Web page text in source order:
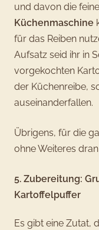
und davon die
Küchenmaschine
für das Reiben
Aufsatz seid ihr in
vorgekochten
der Küchenreibe,
auseinanderfallen.
Übrigens, für die
ohne Weiteres
5. Zubereitung:
Kartoffelpuffer
Es gibt eine Zutat,